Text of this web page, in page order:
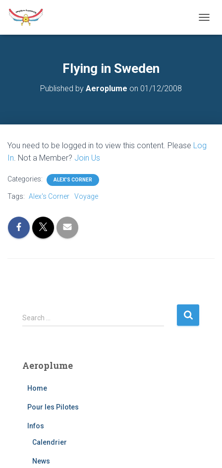
O
I
Flying in Sweden
Published by Aeroplume on 01/12/2008
You need to be logged in to view this content. Please Log
In. Not a Member? Join Us
Categories: ALEX'S CORNER
Tags: Alex's Corner Voyage
S
e
h
Search …
Aeroplume
Home
Pour les Pilotes
Infos
Calendrier
News